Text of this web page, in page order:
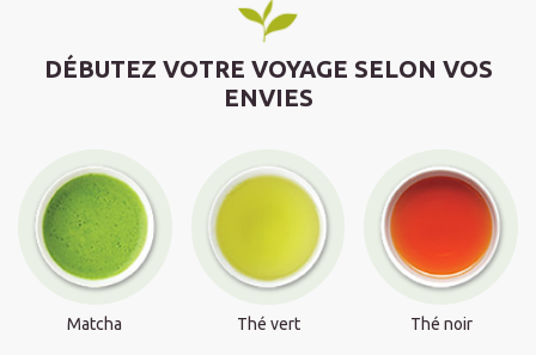
DÉBUTEZ VOTRE VOYAGE SELON VOS
ENVIES
Matcha Thé vert Thé noir